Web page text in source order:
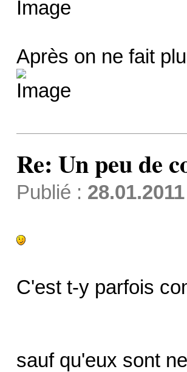
Après on ne fait
Re: Un peu de
Publié :
C'est t-y parfois
sauf qu'eux sont